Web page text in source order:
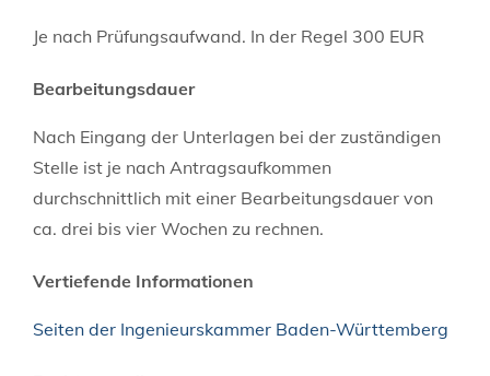
Je nach Prüfungsaufwand. In der Regel 300 EUR
Bearbeitungsdauer
Nach Eingang der Unterlagen bei der zuständigen
Stelle ist je nach Antragsaufkommen
durchschnittlich mit einer Bearbeitungsdauer von
ca. drei bis vier Wochen zu rechnen.
Vertiefende Informationen
Seiten der Ingenieurskammer Baden-Württemberg